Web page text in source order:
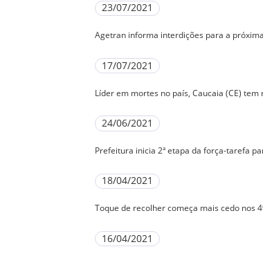
23/07/2021
Agetran informa interdições para a
17/07/2021
Líder em mortes no país, Caucaia (CE)
24/06/2021
Prefeitura inicia 2ª etapa da força-tarefa
18/04/2021
Toque de recolher começa mais cedo nos
16/04/2021